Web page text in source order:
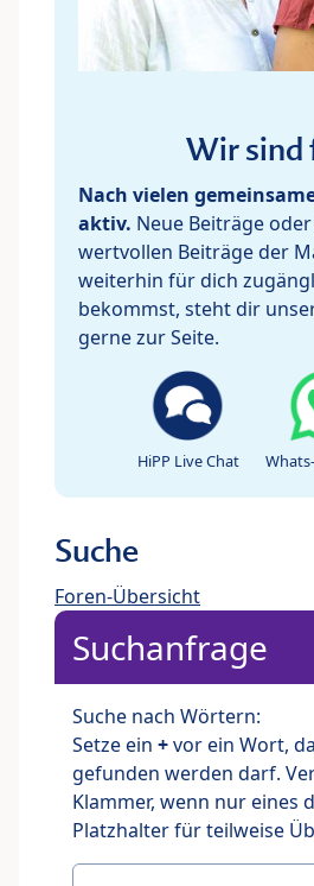
Wir sind
Nach vielen
aktiv. Neue Beiträge
wertvollen Beiträge der
weiterhin für dich
bekommst, steht dir
gerne zur Seite.
HiPP Live Chat
Suche
Foren-Übersicht
Suchanfrage
Suche nach Wörtern:
Setze ein +vor ein Wort,
gefunden werden darf.
Klammer, wenn nur eines
Platzhalter für teilweise